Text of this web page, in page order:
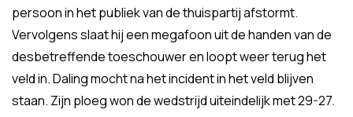
persoon in het publiek van de thuispartij afstormt.
Vervolgens slaat hij een megafoon uit de handen van de
desbetreffende toeschouwer en loopt weer terug het
veld in. Daling mocht na het incident in het veld blijven
staan. Zijn ploeg won de wedstrijd uiteindelijk met 29-27.